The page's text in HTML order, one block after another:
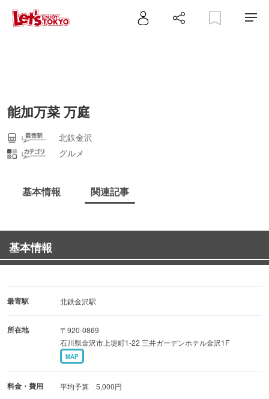
能加万菜 万庭
北鉄金沢
グルメ
基本情報 関連記事
基本情報
最寄駅 北鉄金沢駅
所在地
〒920-0869
石川県金沢市上堤町1-22 三井ガーデンホテル金沢1F
MAP
料金・費用 平均予算 5,000円